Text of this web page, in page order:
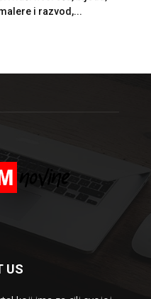
i razvod,...
US